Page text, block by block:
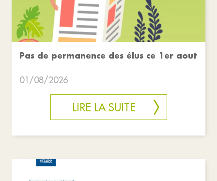
Pas de permanence des élus ce 1er aout
01/08/2026
LIRE LA SUITE